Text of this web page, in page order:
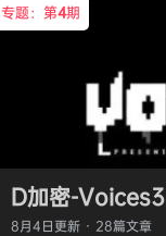
专题：第4期
D加密-
8月4日更新 · 28篇文章